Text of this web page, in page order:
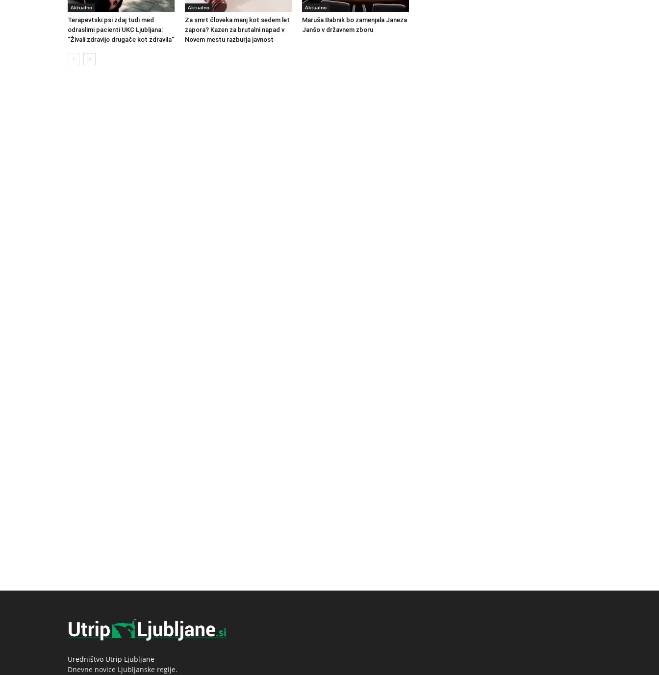
Aktualno
Terapevtski psi zdaj tudi med
odraslimi pacienti UKC Ljubljana:
“Živali zdravijo drugače kot zdravila”
Aktualno
Za smrt človeka manj kot sedem let
zapora? Kazen za brutalni napad v
Novem mestu razburja javnost
Aktualno
Maruša Babnik bo zamenjala Janeza
Janšo v državnem zboru
Uredništvo Utrip Ljubljane
Dnevne novice Ljubljanske regije.